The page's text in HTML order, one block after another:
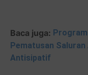
Baca juga:
Pematusan
Antisipatif